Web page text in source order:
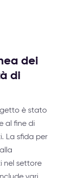
dei
di
è stato
al fine di
La sfida per
nel settore